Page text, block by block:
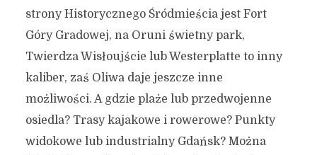
strony Historycznego Śródmieścia jest Fort
Góry Gradowej, na Oruni świetny park,
Twierdza Wisłoujście lub Westerplatte to inny
kaliber, zaś Oliwa daje jeszcze inne
możliwości. A gdzie plaże lub przedwojenne
osiedla? Trasy kajakowe i rowerowe? Punkty
widokowe lub industrialny Gdańsk? Można